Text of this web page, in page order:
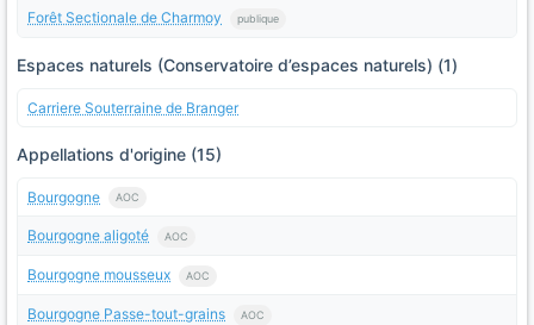
Forêt Sectionale de Charmoy publique
Espaces naturels (Conservatoire d’espaces naturels) (1)
Carriere Souterraine de Branger
Appellations d'origine (15)
Bourgogne AOC
Bourgogne aligoté AOC
Bourgogne mousseux AOC
Bourgogne Passe-tout-grains AOC